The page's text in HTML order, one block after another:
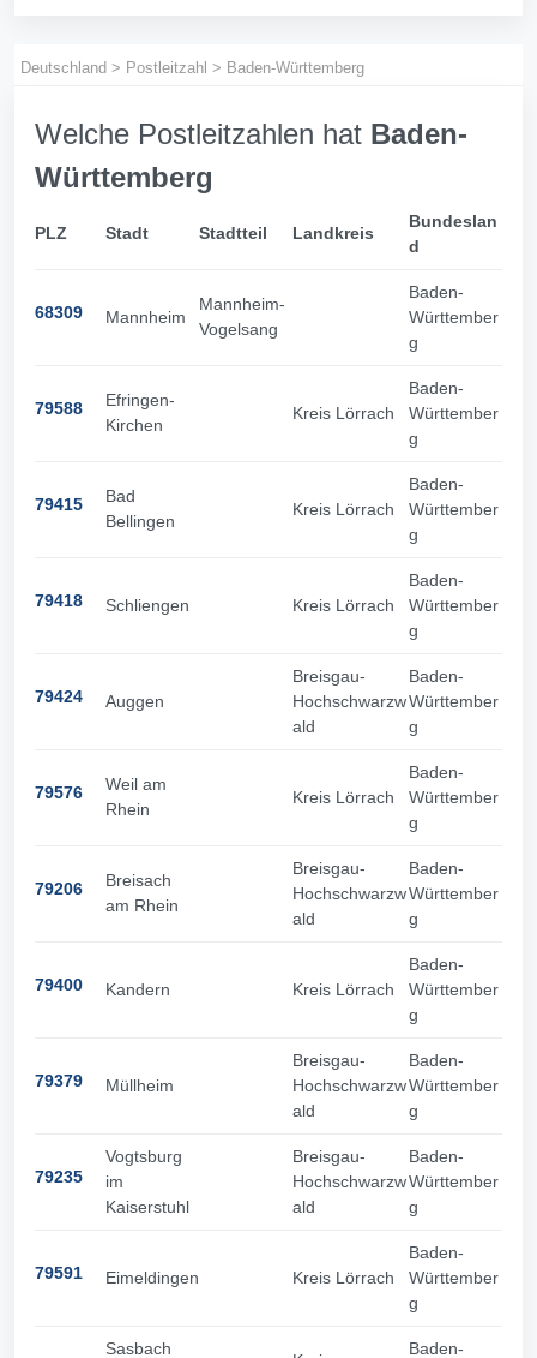
Deutschland > Postleitzahl > Baden-Württemberg
Welche Postleitzahlen hat Baden-
Württemberg
PLZ Stadt Stadtteil Landkreis
Bundeslan
d
68309 Mannheim
Mannheim-
Vogelsang
Baden-
Württember
g
79588
Efringen-
Kirchen
Kreis Lörrach
Baden-
Württember
g
79415
Bad
Bellingen
Kreis Lörrach
Baden-
Württember
g
79418 Schliengen Kreis Lörrach
Baden-
Württember
g
79424 Auggen
Breisgau-
Hochschwarzw
ald
Baden-
Württember
g
79576
Weil am
Rhein
Kreis Lörrach
Baden-
Württember
g
79206
Breisach
am Rhein
Breisgau-
Hochschwarzw
ald
Baden-
Württember
g
79400 Kandern Kreis Lörrach
Baden-
Württember
g
79379 Müllheim
Breisgau-
Hochschwarzw
ald
Baden-
Württember
g
79235
Vogtsburg
im
Kaiserstuhl
Breisgau-
Hochschwarzw
ald
Baden-
Württember
g
79591 Eimeldingen Kreis Lörrach
Baden-
Württember
g
Sasbach
Baden-